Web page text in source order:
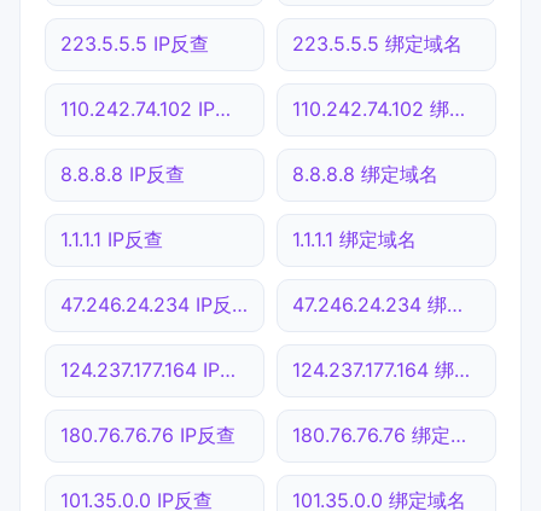
223.5.5.5 IP反查 223.5.5.5 绑定域名
110.242.74.102 IP反查 110.242.74.102 绑定域名
8.8.8.8 IP反查 8.8.8.8 绑定域名
1.1.1.1 IP反查 1.1.1.1 绑定域名
47.246.24.234 IP反查 47.246.24.234 绑定域名
124.237.177.164 IP反查 124.237.177.164 绑定域名
180.76.76.76 IP反查 180.76.76.76 绑定域名
101.35.0.0 IP反查 101.35.0.0 绑定域名